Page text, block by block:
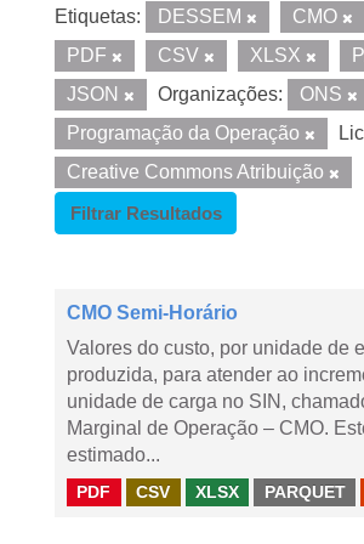
Etiquetas: DESSEM CMO
PDF
CSV XLSX
JSON
Organizações: ONS
Programação da Operação
Creative Commons Atribuição
Filtrar Resultados
CMO Semi-Horário
Valores do custo, por unidade de
produzida, para atender ao
unidade de carga no SIN,
Marginal de Operação – CMO.
estimado...
PDF CSV XLSX PARQUET